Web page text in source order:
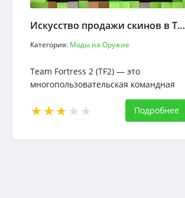
Искусство продажи скинов в Team Fortress 2: Руководство для начинающих
Категория: Моды на Оружие
Team Fortress 2 (TF2) — это
многопользовательская командная
онлайн-игра, разработанная
компанией Valve. Она предлагает
уникальный микс из командных
Подробнее